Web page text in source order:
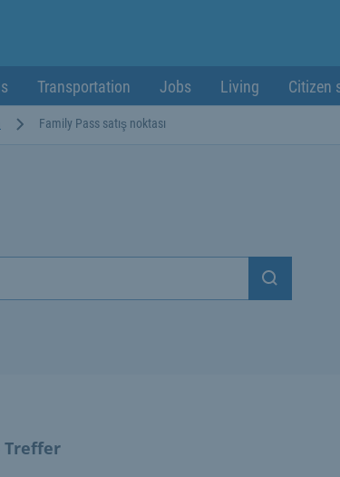
Transportation Jobs Living Citizen
Family Pass satış noktası
Suchen
Treffer